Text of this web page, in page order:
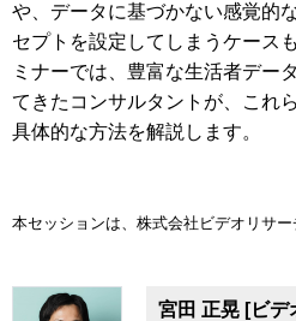
や、データに基づかない感覚的
セプトを設定してしまうケース
ミナーでは、豊富な生活者デー
てきたコンサルタントが、これ
具体的な方法を解説します。
本セッションは、株式会社ビデオリサ
宮田 正晃 [ビデ